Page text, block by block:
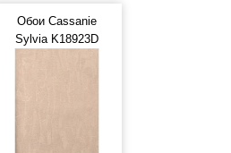
Обои Cassanie
Sylvia K18923D